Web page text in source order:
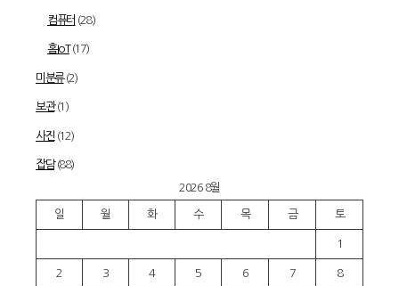
컴퓨터 (28)
홈IoT(17)
미분류(2)
보관(1)
사진 (12)
잡담(88)
2026 8월
일 월 화 수 목 금 토
1
2 3 4 5 6 7 8